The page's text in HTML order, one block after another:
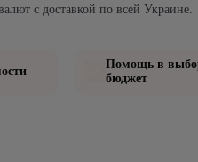
с доставкой по всей Украине.
Помощь в
бюджет